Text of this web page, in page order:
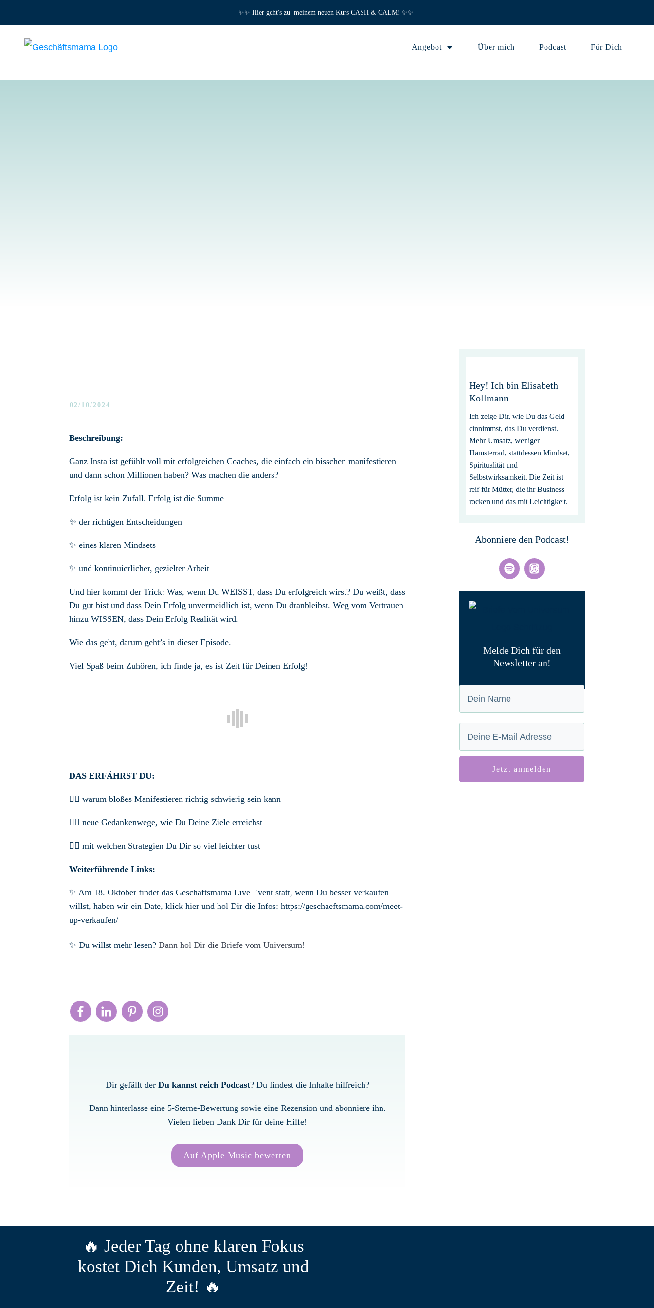
✨✨ Hier geht's zu meinem neuen Kurs CASH & CALM! ✨✨
Angebot Über mich Podcast Für Dich
02/10/2024
Beschreibung:
Ganz Insta ist gefühlt voll mit erfolgreichen Coaches, die einfach ein bisschen manifestieren
und dann schon Millionen haben? Was machen die anders?
Erfolg ist kein Zufall. Erfolg ist die Summe
✨ der richtigen Entscheidungen
✨ eines klaren Mindsets
✨ und kontinuierlicher, gezielter Arbeit
Und hier kommt der Trick: Was, wenn Du WEISST, dass Du erfolgreich wirst? Du weißt, dass
Du gut bist und dass Dein Erfolg unvermeidlich ist, wenn Du dranbleibst. Weg vom Vertrauen
hinzu WISSEN, dass Dein Erfolg Realität wird.
Wie das geht, darum geht’s in dieser Episode.
Viel Spaß beim Zuhören, ich finde ja, es ist Zeit für Deinen Erfolg!
DAS ERFÄHRST DU:
👉🏼 warum bloßes Manifestieren richtig schwierig sein kann
👉🏼 neue Gedankenwege, wie Du Deine Ziele erreichst
👉🏼 mit welchen Strategien Du Dir so viel leichter tust
Weiterführende Links:
✨ Am 18. Oktober findet das Geschäftsmama Live Event statt, wenn Du besser verkaufen
willst, haben wir ein Date, klick hier und hol Dir die Infos: https://geschaeftsmama.com/meet-
up-verkaufen/
✨ Du willst mehr lesen? Dann hol Dir die Briefe vom Universum!
Dir gefällt der Du kannst reich Podcast? Du findest die Inhalte hilfreich?
Dann hinterlasse eine 5-Sterne-Bewertung sowie eine Rezension und abonniere ihn.
Vielen lieben Dank Dir für deine Hilfe!
Auf Apple Music bewerten
Hey! Ich bin Elisabeth
Kollmann
Ich zeige Dir, wie Du das Geld
einnimmst, das Du verdienst.
Mehr Umsatz, weniger
Hamsterrad, stattdessen Mindset,
Spiritualität und
Selbstwirksamkeit. Die Zeit ist
reif für Mütter, die ihr Business
rocken und das mit Leichtigkeit.
Abonniere den Podcast!
Melde Dich für den
Newsletter an!
Jetzt anmelden
🔥 Jeder Tag ohne klaren Fokus
kostet Dich Kunden, Umsatz und
Zeit! 🔥